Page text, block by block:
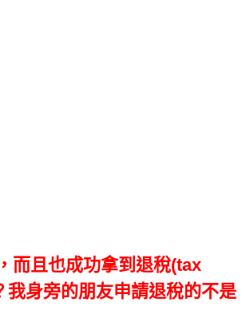
而且也成功拿到退稅(tax
身旁的朋友申請退稅的不是